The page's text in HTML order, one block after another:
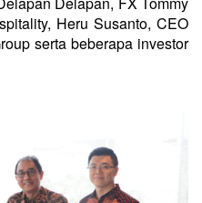
Heru Susanto, CEO
serta beberapa investor